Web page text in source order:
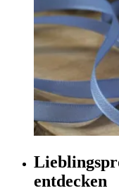
entdecken